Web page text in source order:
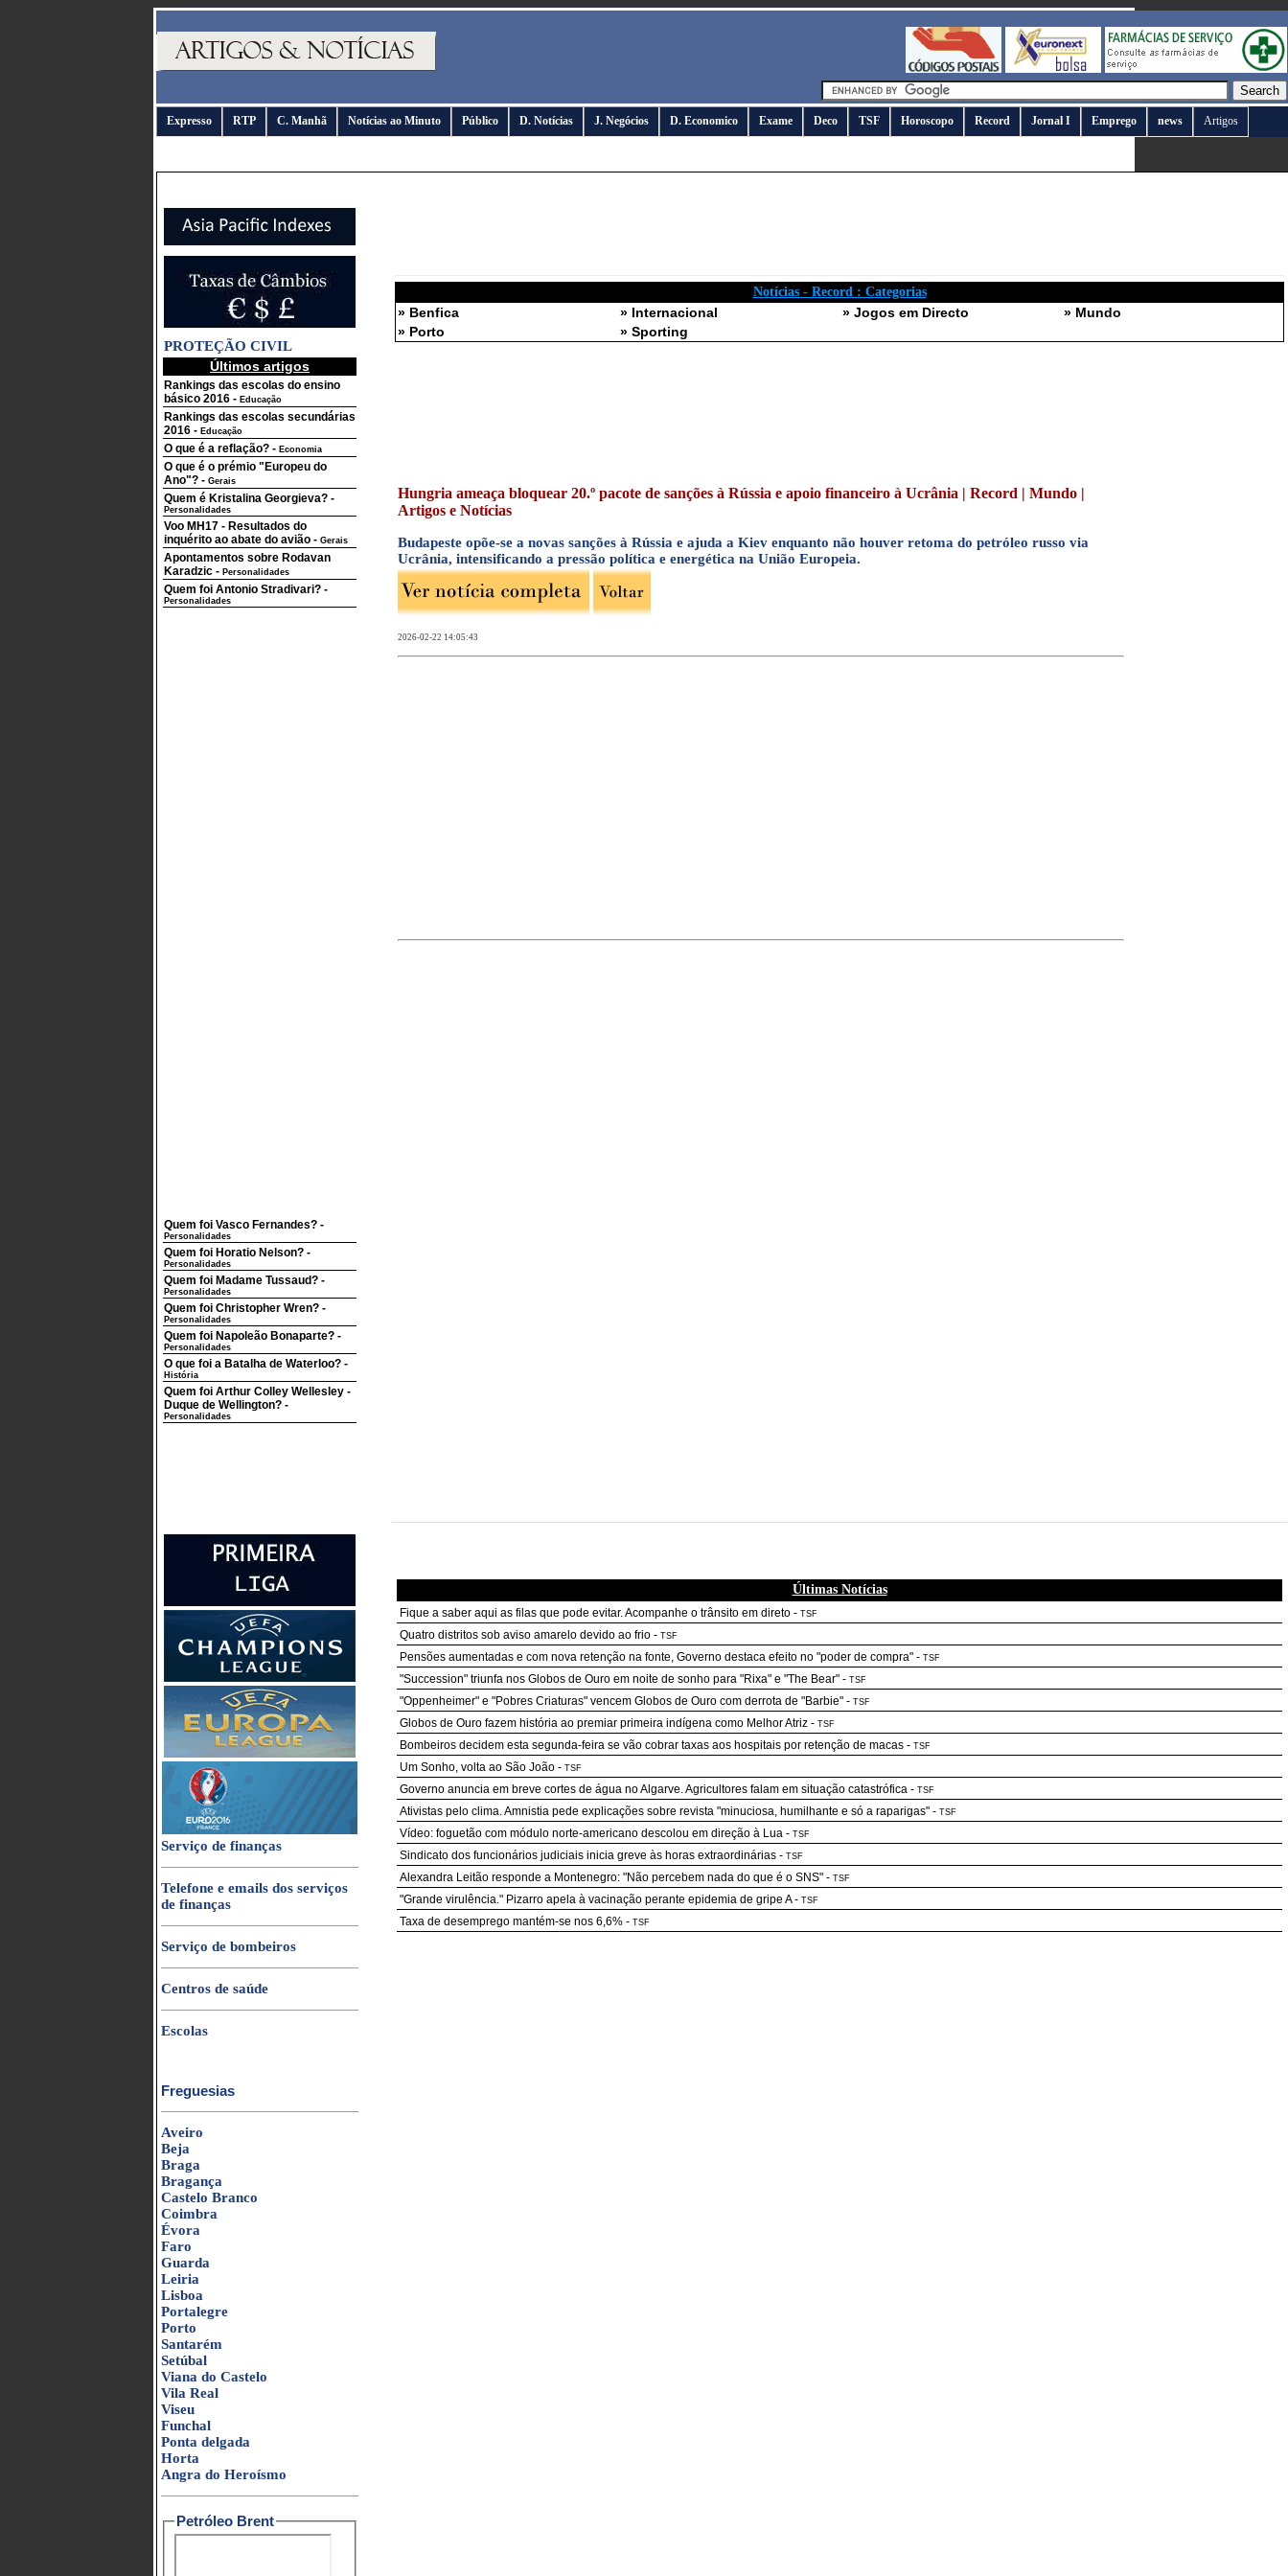
Expresso RTP C. Manhã Notícias ao Minuto Público D. Notícias J. Negócios D. Economico Exame Deco TSF Horoscopo Record Jornal I Emprego news Artigos
PROTEÇÃO CIVIL
Últimos artigos
Rankings das escolas do ensino
básico 2016 - Educação
Rankings das escolas secundárias
2016 - Educação
O que é a reflação? - Economia
O que é o prémio "Europeu do
Ano"? - Gerais
Quem é Kristalina Georgieva? -
Personalidades
Voo MH17 - Resultados do
inquérito ao abate do avião - Gerais
Apontamentos sobre Rodavan
Karadzic - Personalidades
Quem foi Antonio Stradivari? -
Personalidades
Quem foi Vasco Fernandes? -
Personalidades
Quem foi Horatio Nelson? -
Personalidades
Quem foi Madame Tussaud? -
Personalidades
Quem foi Christopher Wren? -
Personalidades
Quem foi Napoleão Bonaparte? -
Personalidades
O que foi a Batalha de Waterloo? -
História
Quem foi Arthur Colley Wellesley -
Duque de Wellington? -
Personalidades
Serviço de finanças
Telefone e emails dos serviços
de finanças
Serviço de bombeiros
Centros de saúde
Escolas
Freguesias
Aveiro
Beja
Braga
Bragança
Castelo Branco
Coimbra
Évora
Faro
Guarda
Leiria
Lisboa
Portalegre
Porto
Santarém
Setúbal
Viana do Castelo
Vila Real
Viseu
Funchal
Ponta delgada
Horta
Angra do Heroísmo
Petróleo Brent
Notícias - Record : Categorias
» Benfica » Internacional » Jogos em Directo
» Mundo
» Porto
» Sporting
Hungria ameaça bloquear 20.º pacote de sanções à Rússia e apoio financeiro à Ucrânia | Record | Mundo |
Artigos e Notícias
Budapeste opõe-se a novas sanções à Rússia e ajuda a Kiev enquanto não houver retoma do petróleo russo via
Ucrânia, intensificando a pressão política e energética na União Europeia.
2026-02-22 14:05:43
Últimas Notícias
Fique a saber aqui as filas que pode evitar. Acompanhe o trânsito em direto - TSF
Quatro distritos sob aviso amarelo devido ao frio - TSF
Pensões aumentadas e com nova retenção na fonte, Governo destaca efeito no "poder de compra" - TSF
"Succession" triunfa nos Globos de Ouro em noite de sonho para "Rixa" e "The Bear" - TSF
"Oppenheimer" e "Pobres Criaturas" vencem Globos de Ouro com derrota de "Barbie" - TSF
Globos de Ouro fazem história ao premiar primeira indígena como Melhor Atriz - TSF
Bombeiros decidem esta segunda-feira se vão cobrar taxas aos hospitais por retenção de macas - TSF
Um Sonho, volta ao São João - TSF
Governo anuncia em breve cortes de água no Algarve. Agricultores falam em situação catastrófica - TSF
Ativistas pelo clima. Amnistia pede explicações sobre revista "minuciosa, humilhante e só a raparigas" - TSF
Vídeo: foguetão com módulo norte-americano descolou em direção à Lua - TSF
Sindicato dos funcionários judiciais inicia greve às horas extraordinárias - TSF
Alexandra Leitão responde a Montenegro: "Não percebem nada do que é o SNS" - TSF
"Grande virulência." Pizarro apela à vacinação perante epidemia de gripe A- TSF
Taxa de desemprego mantém-se nos 6,6% - TSF